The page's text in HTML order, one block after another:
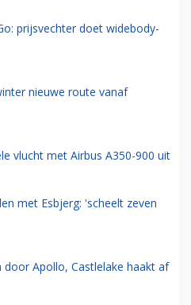
prijsvechter doet widebody-
nieuwe route vanaf
vlucht met Airbus A350-900 uit
met Esbjerg: 'scheelt zeven
Apollo, Castlelake haakt af